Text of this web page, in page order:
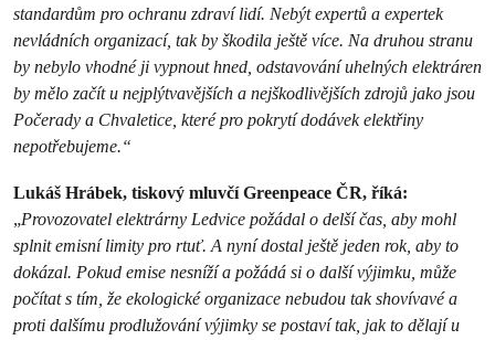
standardům pro ochranu zdraví lidí. Nebýt expertů a expertek
nevládních organizací, tak by škodila ještě více. Na druhou stranu
by nebylo vhodné ji vypnout hned, odstavování uhelných elektráren
by mělo začít u nejplýtvavějších a nejškodlivějších zdrojů jako jsou
Počerady a Chvaletice, které pro pokrytí dodávek elektřiny
nepotřebujeme.“
Lukáš Hrábek, tiskový mluvčí Greenpeace ČR, říká:
„Provozovatel elektrárny Ledvice požádal o delší čas, aby mohl
splnit emisní limity pro rtuť. A nyní dostal ještě jeden rok, aby to
dokázal. Pokud emise nesníží a požádá si o další výjimku, může
počítat s tím, že ekologické organizace nebudou tak shovívavé a
proti dalšímu prodlužování výjimky se postaví tak, jak to dělají u